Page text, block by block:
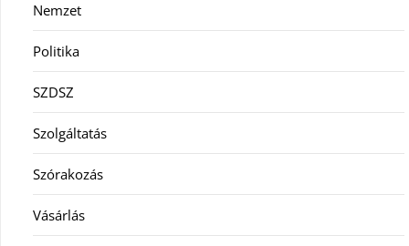
Nemzet
Politika
SZDSZ
Szolgáltatás
Szórakozás
Vásárlás